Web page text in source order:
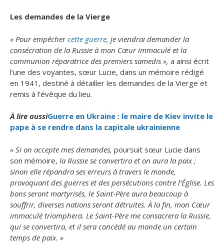
Les demandes de la Vierge
« Pour empêchercette guerre, je viendrai demander la
consécration de la Russie à mon Cœur immaculé et la
communion réparatrice des premiers samedis », a ainsi écrit
l’une des voyantes, sœur Lucie, dans un mémoire rédigé
en 1941, destiné à détailler les demandes de la Vierge et
remis à l’évêque du lieu.
À lire aussiGuerre en Ukraine : le maire de Kiev invite le
pape à se rendre dans la capitale ukrainienne
« Si on accepte mes demandes, poursuit sœur Lucie dans
son mémoire, la Russie se convertira et on aura la paix ;
sinon elle répandra ses erreurs à travers le monde,
provoquant des guerres et des persécutions contre l’Église. Les
bons seront martyrisés, le Saint-Père aura beaucoup à
souffrir, diverses nations seront détruites. À la fin, mon Cœur
immaculé triomphera. Le Saint-Père me consacrera la Russie,
qui se convertira, et il sera concédé au monde un certain
temps de paix. »